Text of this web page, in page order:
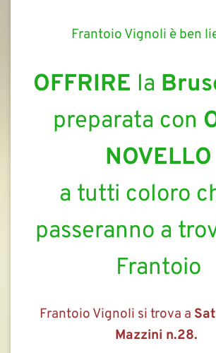
Frantoio Vignoli è ben
OFFRIRE la
preparata con
NOVELLO
passeranno a
Frantoio
Frantoio Vignoli si trova a
Mazzini n.28.